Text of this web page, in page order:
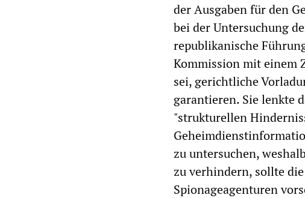
der Ausgaben für den
bei der Untersuchung
republikanische
Kommission mit einem
sei, gerichtliche
garantieren. Sie lenkte
"strukturellen
zu untersuchen,
zu verhindern, sollte
Spionageagenturen